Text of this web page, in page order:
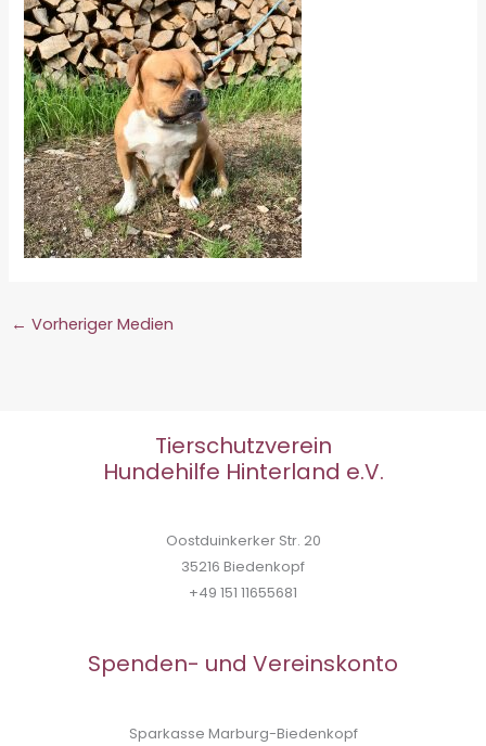
← Vorheriger Medien
Tierschutzverein
Hundehilfe Hinterland e.V.
Oostduinkerker Str. 20
35216 Biedenkopf
+49 151 11655681
Spenden- und Vereinskonto
Sparkasse Marburg-Biedenkopf